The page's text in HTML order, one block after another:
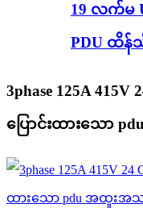
19 လက်မ
PDU ထိန်
3phase 125A
ပြောင်းထားသော pdu